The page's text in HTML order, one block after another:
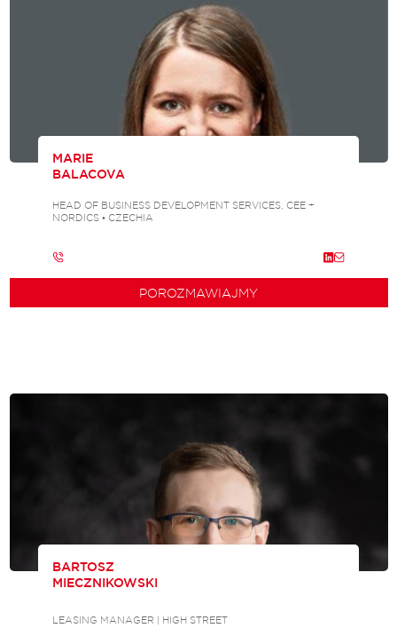
MARIE
BALACOVA
HEAD OF BUSINESS DEVELOPMENT SERVICES, CEE +
NORDICS • CZECHIA
POROZMAWIAJMY
BARTOSZ
MIECZNIKOWSKI
LEASING MANAGER | HIGH STREET